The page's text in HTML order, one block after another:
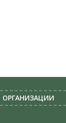
ОРГАНИЗАЦИИ